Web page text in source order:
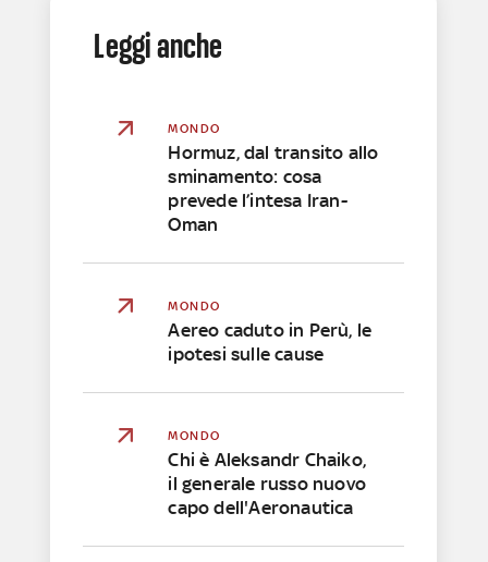
Leggi anche
MONDO
Hormuz, dal transito allo
sminamento: cosa
prevede l’intesa Iran-
Oman
MONDO
Aereo caduto in Perù, le
ipotesi sulle cause
MONDO
Chi è Aleksandr Chaiko,
il generale russo nuovo
capo dell'Aeronautica